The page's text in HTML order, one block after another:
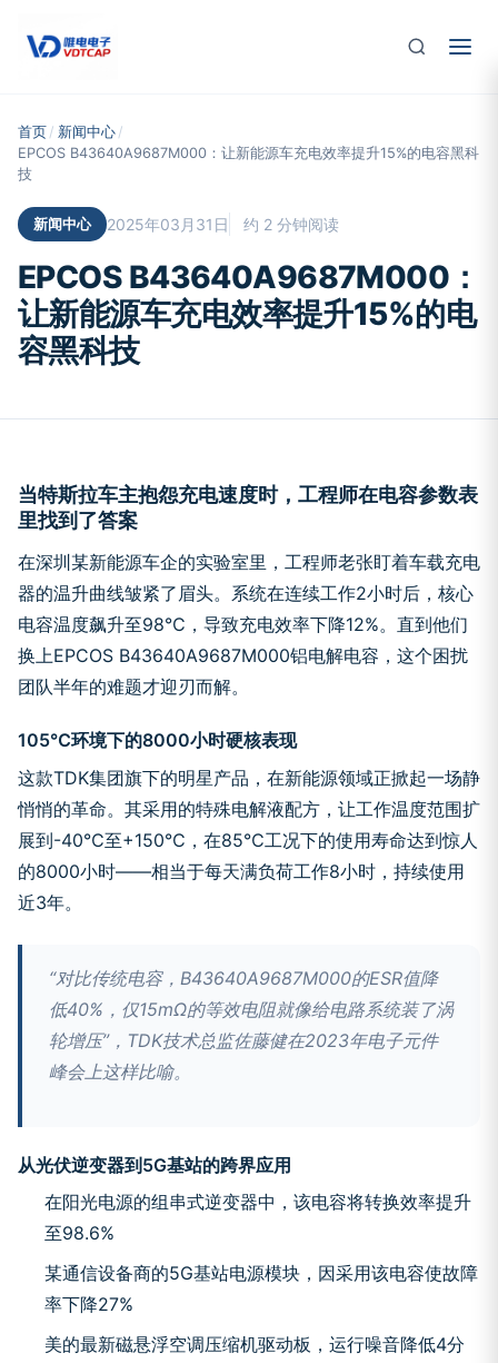
首页 / 新闻中心 /
EPCOS B43640A9687M000：让新能源车充电效率提升15%的电容黑科
技
新闻中心 2025年03月31日 约 2 分钟阅读
EPCOS B43640A9687M000：
让新能源车充电效率提升15%的电
容黑科技
当特斯拉车主抱怨充电速度时，工程师在电容参数表
里找到了答案
在深圳某新能源车企的实验室里，工程师老张盯着车载充电
器的温升曲线皱紧了眉头。系统在连续工作2小时后，核心
电容温度飙升至98℃，导致充电效率下降12%。直到他们
换上EPCOS B43640A9687M000铝电解电容，这个困扰
团队半年的难题才迎刃而解。
105℃环境下的8000小时硬核表现
这款TDK集团旗下的明星产品，在新能源领域正掀起一场静
悄悄的革命。其采用的特殊电解液配方，让工作温度范围扩
展到-40℃至+150℃，在85℃工况下的使用寿命达到惊人
的8000小时——相当于每天满负荷工作8小时，持续使用
近3年。
“对比传统电容，B43640A9687M000的ESR值降
低40%，仅15mΩ的等效电阻就像给电路系统装了涡
轮增压”，TDK技术总监佐藤健在2023年电子元件
峰会上这样比喻。
从光伏逆变器到5G基站的跨界应用
在阳光电源的组串式逆变器中，该电容将转换效率提升
至98.6%
某通信设备商的5G基站电源模块，因采用该电容使故障
率下降27%
美的最新磁悬浮空调压缩机驱动板，运行噪音降低4分